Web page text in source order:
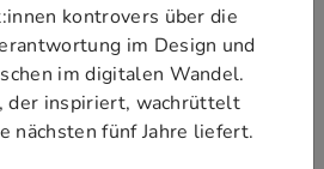
. Sobald der Aussteller
entschieden hat,
eine E-Mail und der
Buchungsübersicht
(Status
kontrovers über die
im Design und
im digitalen Wandel.
der inspiriert, wachrüttelt
nächsten fünf Jahre liefert.